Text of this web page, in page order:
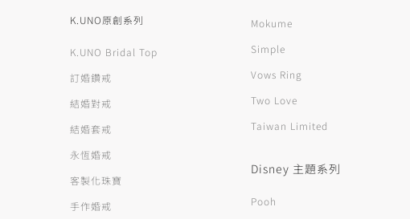
K.UNO原創系列
K.UNO Bridal Top
訂婚鑽戒
結婚對戒
結婚套戒
永恆婚戒
客製化珠寶
手作婚戒
Mokume
Simple
Vows Ring
Two Love
Taiwan Limited
Disney 主題系列
Pooh